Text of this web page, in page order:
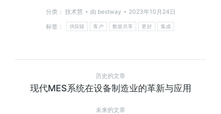
分类： 技术慧 由 bestway
2023年10月24日
标签：
供应链 客户 数据共享 更好 集成
历史的文章
现代MES系统在设备制造业的革新与应用
未来的文章